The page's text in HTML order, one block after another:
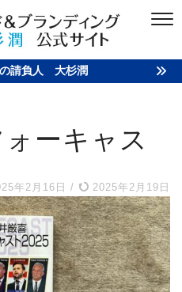
請負人 大杉潤
ォーキャス
年2月16日 / 2025年2月19日